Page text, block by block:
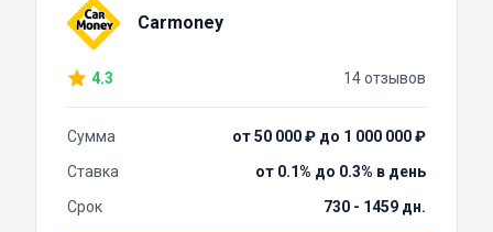
Carmoney
4.3 14 отзывов
Сумма
от 50 000 ₽ до 1 000 000 ₽
Ставка
от 0.1% до 0.3% в день
Срок
730 - 1459 дн.